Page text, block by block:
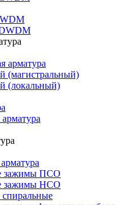
арматура
(магистральный)
(локальный)
зажимы ПСО
зажимы НСО